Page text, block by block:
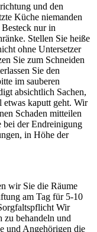
und den
Küche niemanden
nur in
Stellen Sie heiße
ohne Untersetzer
Sie zum Schneiden
Sie den
im sauberen
absichtlich Sachen,
etwas kaputt geht. Wir
Schaden mitteilen
bei der Endreinigung
in Höhe der
wir Sie die Räume
am Tag für 5-10
Wir
zu behandeln und
und Angehörigen die